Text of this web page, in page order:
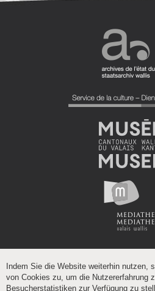
Indem Sie die Website weiterhin nutzen,
von Cookies zu, um die Nutzererfahrung
Besucherstatistiken zur Verfügung zu